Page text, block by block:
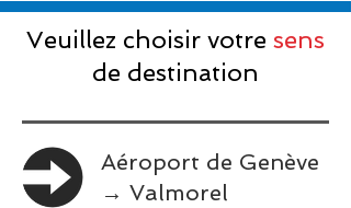
Veuillez choisir votre sens
de destination
Aéroport de Genève
→ Valmorel